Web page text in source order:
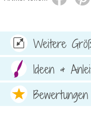
Weitere
Ideen &
Bewertungen